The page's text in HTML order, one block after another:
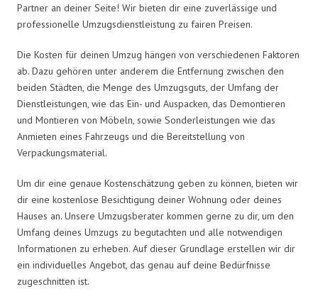
Partner an deiner Seite! Wir bieten dir eine zuverlässige und
professionelle Umzugsdienstleistung zu fairen Preisen.
Die Kosten für deinen Umzug hängen von verschiedenen Faktoren
ab. Dazu gehören unter anderem die Entfernung zwischen den
beiden Städten, die Menge des Umzugsguts, der Umfang der
Dienstleistungen, wie das Ein- und Auspacken, das Demontieren
und Montieren von Möbeln, sowie Sonderleistungen wie das
Anmieten eines Fahrzeugs und die Bereitstellung von
Verpackungsmaterial.
Um dir eine genaue Kostenschätzung geben zu können, bieten wir
dir eine kostenlose Besichtigung deiner Wohnung oder deines
Hauses an. Unsere Umzugsberater kommen gerne zu dir, um den
Umfang deines Umzugs zu begutachten und alle notwendigen
Informationen zu erheben. Auf dieser Grundlage erstellen wir dir
ein individuelles Angebot, das genau auf deine Bedürfnisse
zugeschnitten ist.